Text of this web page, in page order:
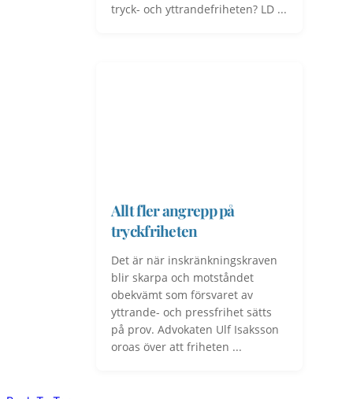
tryck- och yttrandefriheten? LD ...
Allt fler angrepp på
tryckfriheten
Det är när inskränkningskraven
blir skarpa och motståndet
obekvämt som försvaret av
yttrande- och pressfrihet sätts
på prov. Advokaten Ulf Isaksson
oroas över att friheten ...